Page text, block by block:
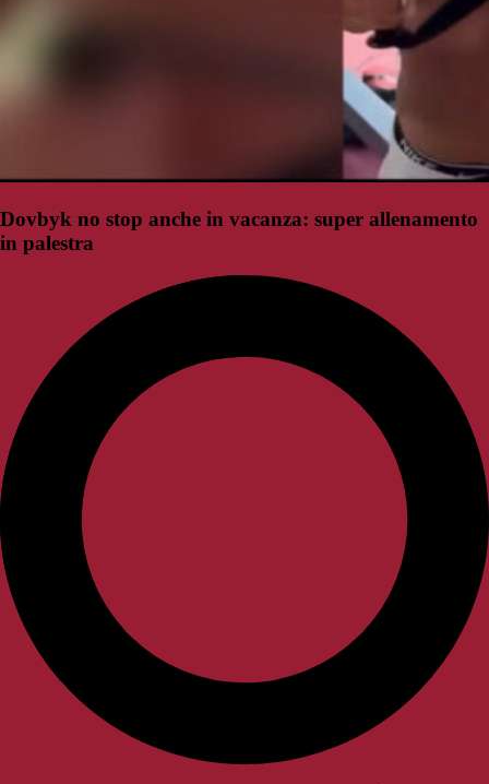
Dovbyk no stop anche in vacanza: super allenamento
in palestra